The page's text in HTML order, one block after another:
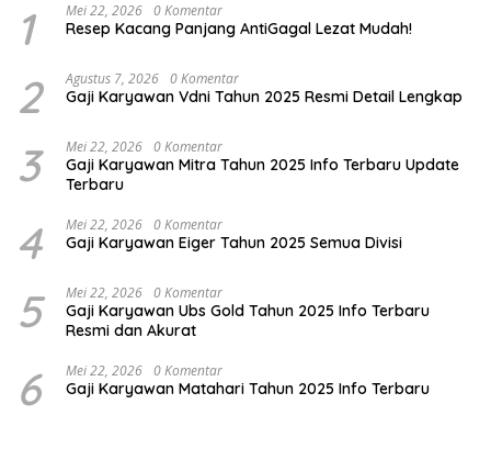
1 Mei 22, 2026 0 Komentar
Resep Kacang Panjang AntiGagal Lezat Mudah!
2 Agustus 7, 2026 0 Komentar
Gaji Karyawan Vdni Tahun 2025 Resmi Detail Lengkap
3 Mei 22, 2026 0 Komentar
Gaji Karyawan Mitra Tahun 2025 Info Terbaru Update
Terbaru
4 Mei 22, 2026 0 Komentar
Gaji Karyawan Eiger Tahun 2025 Semua Divisi
5 Mei 22, 2026 0 Komentar
Gaji Karyawan Ubs Gold Tahun 2025 Info Terbaru
Resmi dan Akurat
6 Mei 22, 2026 0 Komentar
Gaji Karyawan Matahari Tahun 2025 Info Terbaru